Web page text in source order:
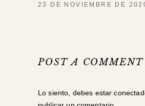
23 DE NOVIEMBRE DE
POST A COMMENT
Lo siento, debes estar